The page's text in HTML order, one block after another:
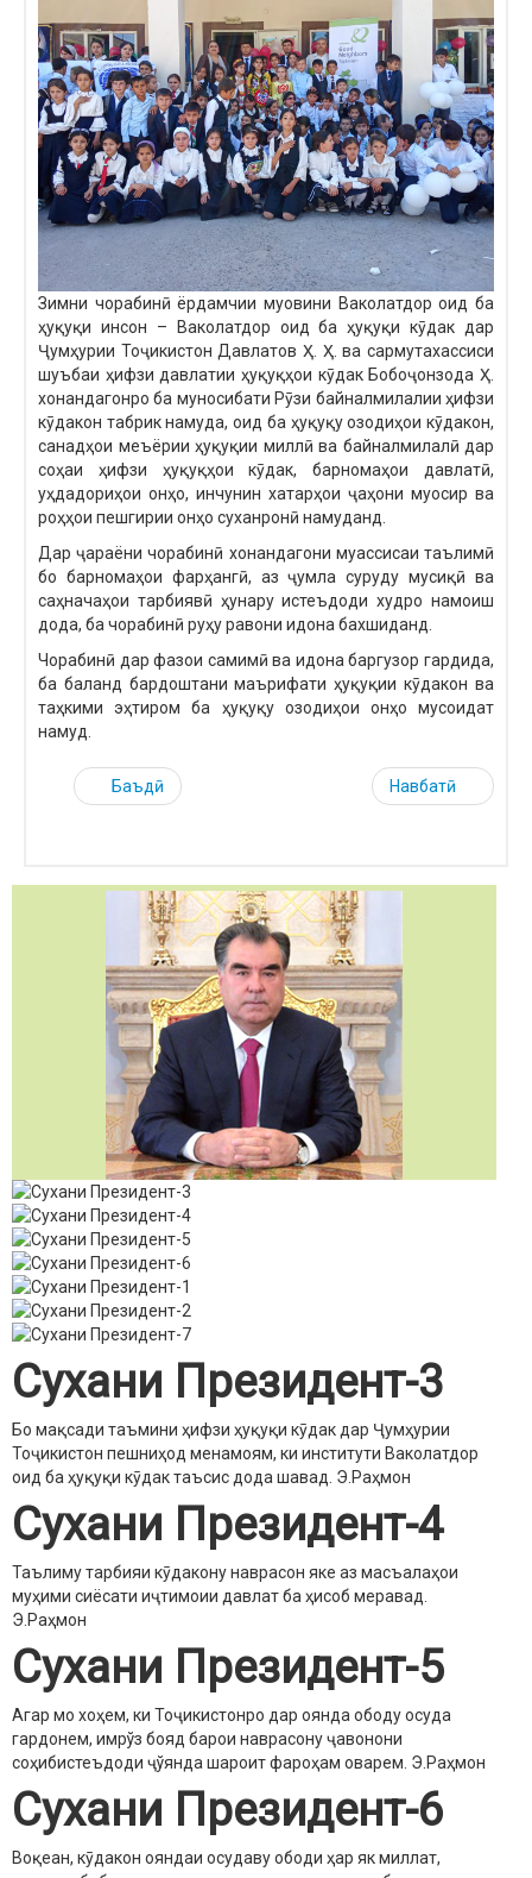
Зимни чорабинӣ ёрдамчии муовини Ваколатдор оид ба
ҳуқуқи инсон – Ваколатдор оид ба ҳуқуқи кӯдак дар
Ҷумҳурии Тоҷикистон Давлатов Ҳ. Ҳ. ва сармутахассиси
шуъбаи ҳифзи давлатии ҳуқуқҳои кӯдак Бобоҷонзода Ҳ.
хонандагонро ба муносибати Рӯзи байналмилалии ҳифзи
кӯдакон табрик намуда, оид ба ҳуқуқу озодиҳои кӯдакон,
санадҳои меъёрии ҳуқуқии миллӣ ва байналмилалӣ дар
соҳаи ҳифзи ҳуқуқҳои кӯдак, барномаҳои давлатӣ,
уҳдадориҳои онҳо, инчунин хатарҳои ҷаҳони муосир ва
роҳҳои пешгирии онҳо суханронӣ намуданд.
Дар ҷараёни чорабинӣ хонандагони муассисаи таълимӣ
бо барномаҳои фарҳангӣ, аз ҷумла суруду мусиқӣ ва
саҳначаҳои тарбиявӣ ҳунару истеъдоди худро намоиш
дода, ба чорабинӣ руҳу равони идона бахшиданд.
Чорабинӣ дар фазои самимӣ ва идона баргузор гардида,
ба баланд бардоштани маърифати ҳуқуқии кӯдакон ва
таҳкими эҳтиром ба ҳуқуқу озодиҳои онҳо мусоидат
намуд.
Баъдӣ Навбатӣ
Сухани Президент-3
Бо мақсади таъмини ҳифзи ҳуқуқи кӯдак дар Ҷумҳурии
Тоҷикистон пешниҳод менамоям, ки институти Ваколатдор
оид ба ҳуқуқи кӯдак таъсис дода шавад. Э.Раҳмон
Сухани Президент-4
Таълиму тарбияи кӯдакону наврасон яке аз масъалаҳои
муҳими сиёсати иҷтимоии давлат ба ҳисоб меравад.
Э.Раҳмон
Сухани Президент-5
Агар мо хоҳем, ки Тоҷикистонро дар оянда ободу осуда
гардонем, имрўз бояд барои наврасону ҷавонони
соҳибистеъдоди ҷўянда шароит фароҳам оварем. Э.Раҳмон
Сухани Президент-6
Воқеан, кӯдакон ояндаи осудаву ободи ҳар як миллат,